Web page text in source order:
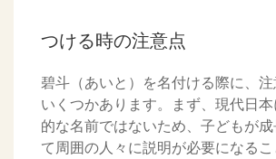
つける時の注意点
碧斗（あいと）を名付ける際に、
いくつかあります。まず、現代日
的な名前ではないため、子どもが
て周囲の人々に説明が必要になるこ